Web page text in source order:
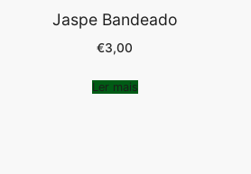
Jaspe Bandeado
€3,00
Ler mais